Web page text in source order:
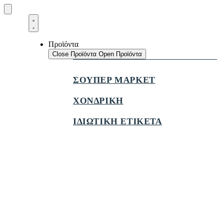
Προϊόντα
Close Προϊόντα Open Προϊόντα
ΣΟΥΠΕΡ ΜΑΡΚΕΤ
ΧΟΝΔΡΙΚΗ
ΙΔΙΩΤΙΚΗ ΕΤΙΚΕΤΑ